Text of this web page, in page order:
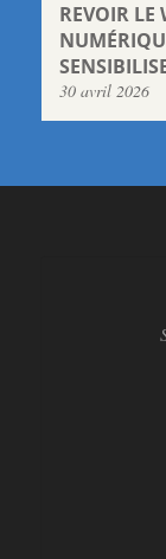
REVOIR LE
30 avril 2026